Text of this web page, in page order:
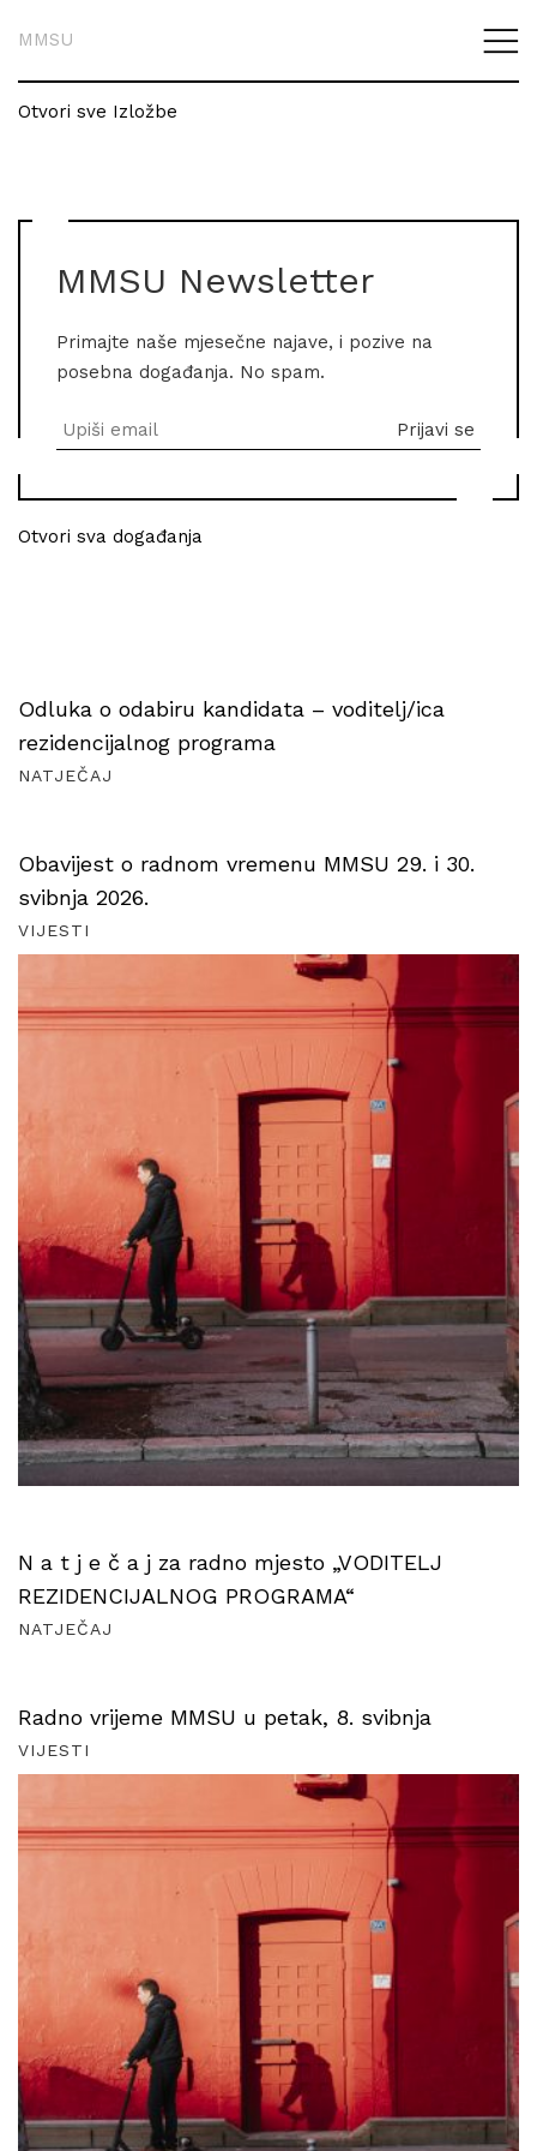
MMSU
Otvori sve Izložbe
MMSU Newsletter
Primajte naše mjesečne najave, i pozive na
posebna događanja. No spam.
Otvori sva događanja
Odluka o odabiru kandidata – voditelj/ica
rezidencijalnog programa
NATJEČAJ
Obavijest o radnom vremenu MMSU 29. i 30.
svibnja 2026.
VIJESTI
N a t j e č a j za radno mjesto „VODITELJ
REZIDENCIJALNOG PROGRAMA“
NATJEČAJ
Radno vrijeme MMSU u petak, 8. svibnja
VIJESTI